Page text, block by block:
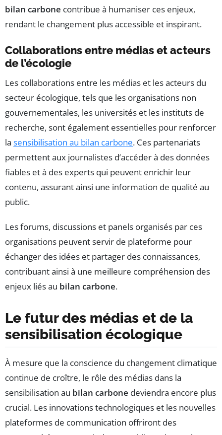
bilan carbone contribue à humaniser ces enjeux,
rendant le changement plus accessible et inspirant.
Collaborations entre médias et acteurs
de l’écologie
Les collaborations entre les médias et les acteurs du
secteur écologique, tels que les organisations non
gouvernementales, les universités et les instituts de
recherche, sont également essentielles pour renforcer
la sensibilisation au bilan carbone. Ces partenariats
permettent aux journalistes d’accéder à des données
fiables et à des experts qui peuvent enrichir leur
contenu, assurant ainsi une information de qualité au
public.
Les forums, discussions et panels organisés par ces
organisations peuvent servir de plateforme pour
échanger des idées et partager des connaissances,
contribuant ainsi à une meilleure compréhension des
enjeux liés au bilan carbone.
Le futur des médias et de la
sensibilisation écologique
À mesure que la conscience du changement climatique
continue de croître, le rôle des médias dans la
sensibilisation au bilan carbone deviendra encore plus
crucial. Les innovations technologiques et les nouvelles
plateformes de communication offriront des